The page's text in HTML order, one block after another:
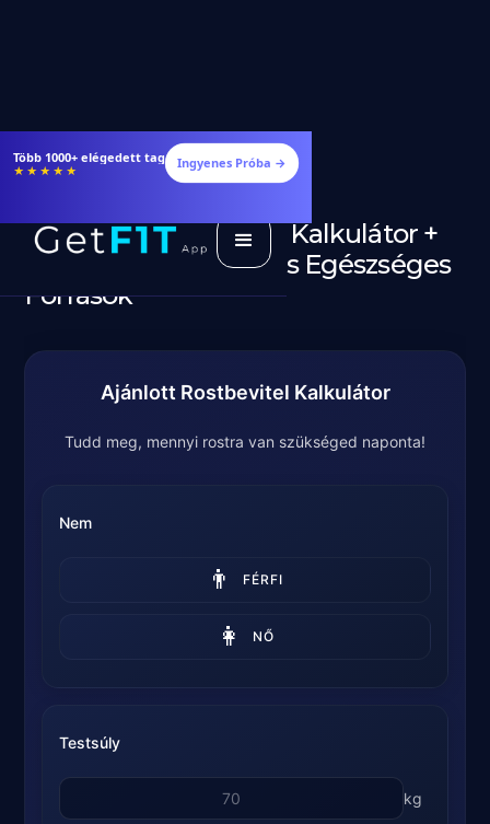
★★★★★ Ingyenes Próba →
Rost Napi Szükséglet Kalkulátor +
Ajánlott Mennyiség és Egészséges
Források
Ajánlott Rostbevitel Kalkulátor
Tudd meg, mennyi rostra van szükséged naponta!
Nem
👨 FÉRFI
👩 NŐ
Testsúly
kg